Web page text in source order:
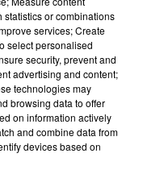
avec Cécile
or combinations
services; Create
select personalised
security, prevent and
advertising and content;
technologies may
browsing data to offer
on information actively
and combine data from
devices based on